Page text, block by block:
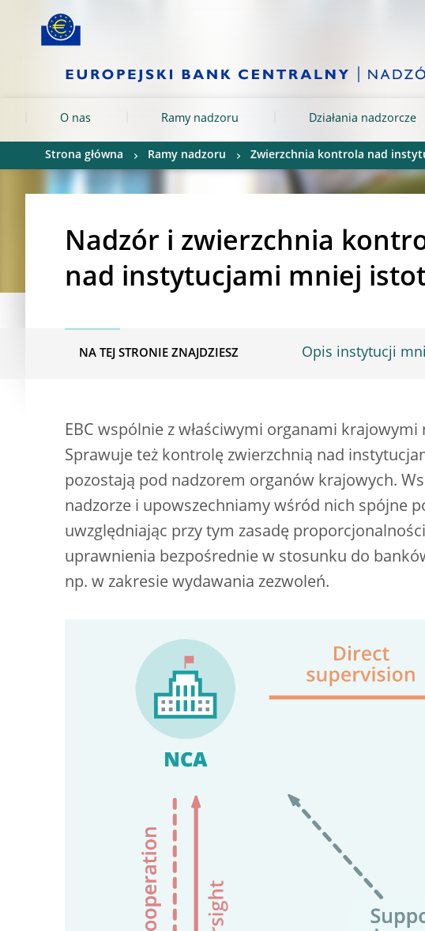
Skip to:
O nas Ramy nadzoru Działania nadzorcze
Strona główna Ramy nadzoru Zwierzchnia kontrola nad
Nadzór i zwierzchnia
nad instytucjami mniej
NA TEJ STRONIE ZNAJDZIESZ Opis instytucji
EBC wspólnie z właściwymi organami
Sprawuje też kontrolę zwierzchnią nad
pozostają pod nadzorem organów krajowych.
nadzorze i upowszechniamy wśród nich spójne
uwzględniając przy tym zasadę
uprawnienia bezpośrednie w stosunku do
np. w zakresie wydawania zezwoleń.